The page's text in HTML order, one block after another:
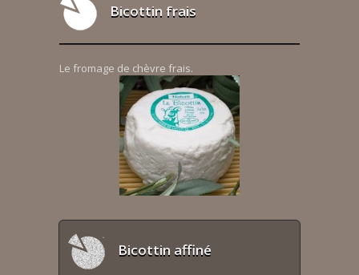
Bicottin frais
Le fromage de chèvre frais.
Bicottin affiné